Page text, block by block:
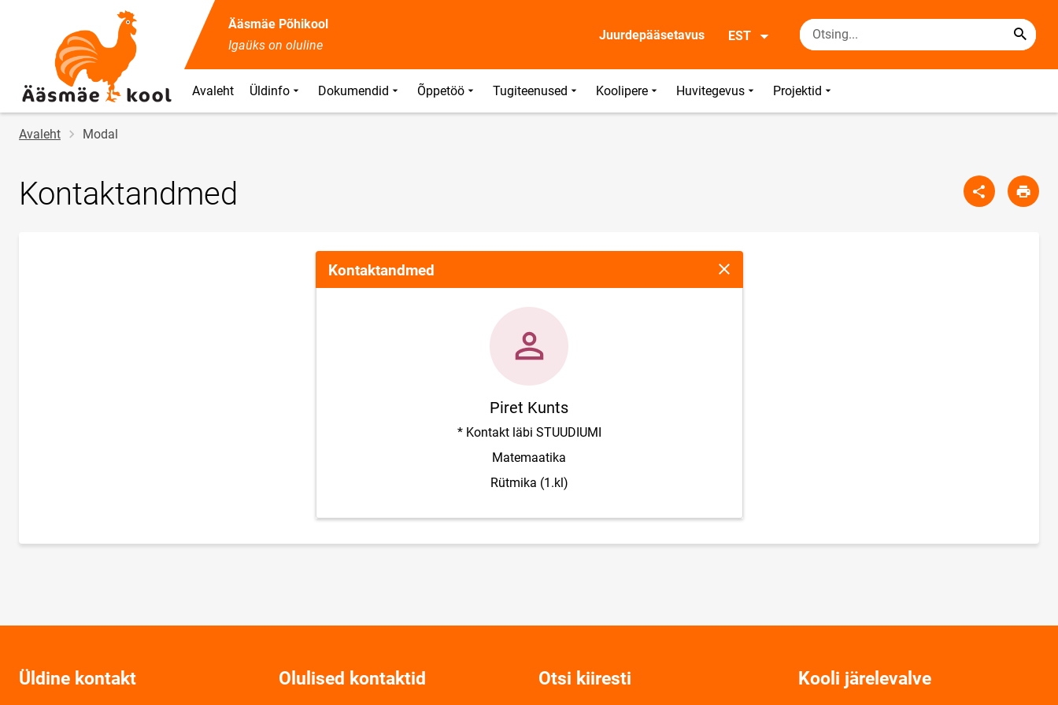
Ääsmäe Põhikool
Igaüks on oluline
Juurdepääsetavus EST
Avaleht Üldinfo Dokumendid Õppetöö Tugiteenused Koolipere Huvitegevus Projektid
Jälglink
Avaleht Modal
Kontaktandmed
Kontaktandmed Sulge modaalaken
Piret Kunts
* Kontakt läbi STUUDIUMI
Matemaatika
Rütmika (1.kl)
Üldine kontakt Olulised kontaktid Otsi kiiresti Kooli järelevalve